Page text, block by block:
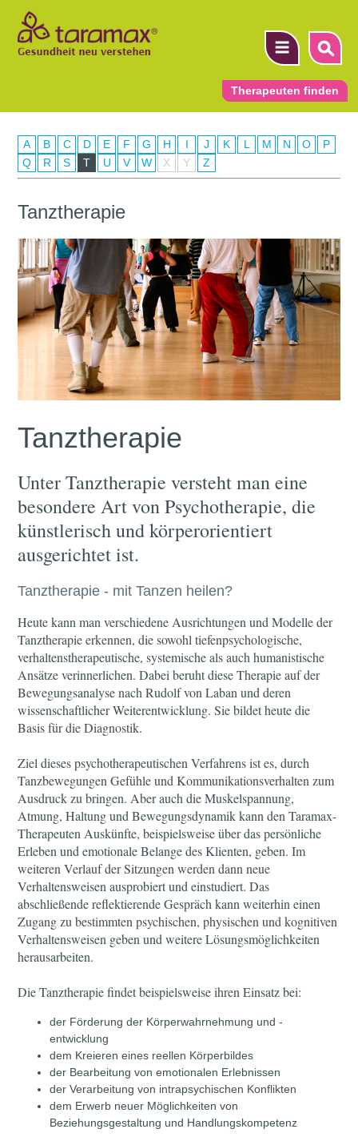
Therapeuten finden
A B C D E F G H I J K L M N O
P
Q
R S T U V W X Y Z
Tanztherapie
Tanztherapie
Unter Tanztherapie versteht man eine
besondere Art von Psychotherapie, die
künstlerisch und körperorientiert
ausgerichtet ist.
Tanztherapie - mit Tanzen heilen?
Heute kann man verschiedene Ausrichtungen und Modelle der
Tanztherapie erkennen, die sowohl tiefenpsychologische,
verhaltenstherapeutische, systemische als auch humanistische
Ansätze verinnerlichen. Dabei beruht diese Therapie auf der
Bewegungsanalyse nach Rudolf von Laban und deren
wissenschaftlicher Weiterentwicklung. Sie bildet heute die
Basis für die Diagnostik.
Ziel dieses psychotherapeutischen Verfahrens ist es, durch
Tanzbewegungen Gefühle und Kommunikationsverhalten zum
Ausdruck zu bringen. Aber auch die Muskelspannung,
Atmung, Haltung und Bewegungsdynamik kann den Taramax-
Therapeuten Auskünfte, beispielsweise über das persönliche
Erleben und emotionale Belange des Klienten, geben. Im
weiteren Verlauf der Sitzungen werden dann neue
Verhaltensweisen ausprobiert und einstudiert. Das
abschließende reflektierende Gespräch kann weiterhin einen
Zugang zu bestimmten psychischen, physischen und kognitiven
Verhaltensweisen geben und weitere Lösungsmöglichkeiten
herausarbeiten.
Die Tanztherapie findet beispielsweise ihren Einsatz bei:
der Förderung der Körperwahrnehmung und -
entwicklung
dem Kreieren eines reellen Körperbildes
der Bearbeitung von emotionalen Erlebnissen
der Verarbeitung von intrapsychischen Konflikten
dem Erwerb neuer Möglichkeiten von
Beziehungsgestaltung und Handlungskompetenz